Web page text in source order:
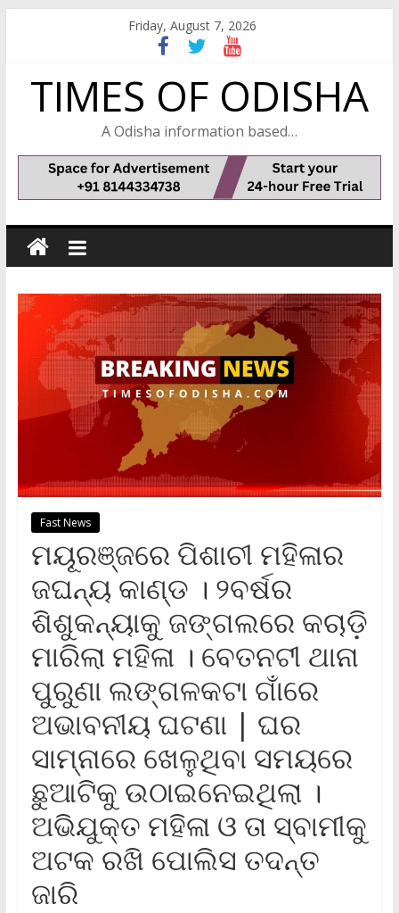
Friday, August 7, 2026
TIMES OF ODISHA
A Odisha information based…
Fast News
ମୟୂରଞ୍ଜରେ ପିଶାଚୀ ମହିଳାର
ଜଘନ୍ୟ କାଣ୍ଡ । ୨ବର୍ଷର
ଶିଶୁକନ୍ୟାକୁ ଜଙ୍ଗଲରେ କଚାଡ଼ି
ମାରିଲା ମହିଳା । ବେତନଟୀ ଥାନା
ପୁରୁଣା ଲଙ୍ଗଳକଟା ଗାଁରେ
ଅଭାବନୀୟ ଘଟଣା | ଘର
ସାମ୍ନାରେ ଖେଳୁଥିବା ସମୟରେ
ଛୁଆଟିକୁ ଉଠାଇନେଇଥିଲା ।
ଅଭିଯୁକ୍ତ ମହିଳା ଓ ତା ସ୍ବାମୀକୁ
ଅଟକ ରଖି ପୋଲିସ ତଦନ୍ତ
ଜାରି